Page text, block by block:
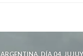
ARGENTINA, DÍA 04, JUJUY